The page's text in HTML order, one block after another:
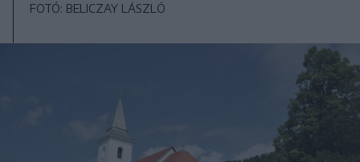
FOTÓ: BELICZAY LÁSZLÓ